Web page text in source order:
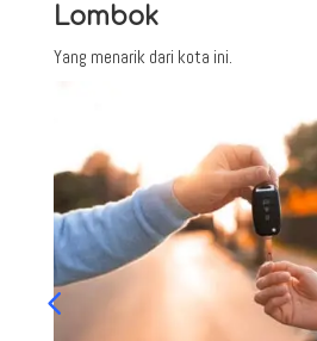
Lombok
Yang menarik dari kota ini.